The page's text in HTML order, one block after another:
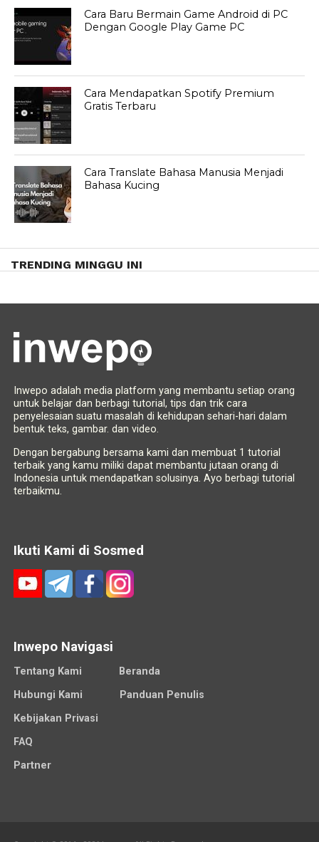
Cara Baru Bermain Game Android di PC
Dengan Google Play Game PC
Cara Mendapatkan Spotify Premium
Gratis Terbaru
Cara Translate Bahasa Manusia Menjadi
Bahasa Kucing
TRENDING MINGGU INI
Inwepo adalah media platform yang membantu setiap orang
untuk belajar dan berbagi tutorial, tips dan trik cara
penyelesaian suatu masalah di kehidupan sehari-hari dalam
bentuk teks, gambar. dan video.
Dengan bergabung bersama kami dan membuat 1 tutorial
terbaik yang kamu miliki dapat membantu jutaan orang di
Indonesia untuk mendapatkan solusinya. Ayo berbagi tutorial
terbaikmu.
Ikuti Kami di Sosmed
Inwepo Navigasi
Tentang Kami
Beranda
Hubungi Kami
Panduan Penulis
Kebijakan Privasi
FAQ
Partner